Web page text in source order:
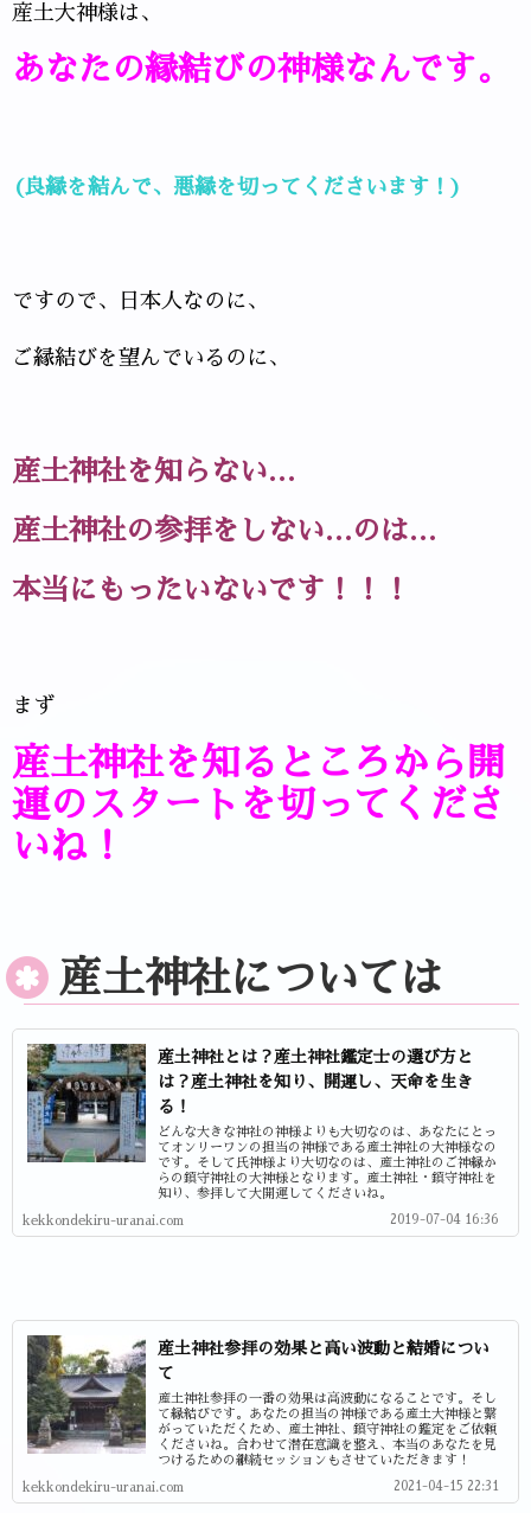
産土大神様は、
あなたの縁結びの神様なんです。
(良縁を結んで、悪縁を切ってくださいます！)
ですので、日本人なのに、
ご縁結びを望んでいるのに、
産土神社を知らない…
産土神社の参拝をしない…のは…
本当にもったいないです！！！
まず
産土神社を知るところから開
運のスタートを切ってくださ
いね！
産土神社については
産土神社とは？産土神社鑑定士の選び方と
は？産土神社を知り、開運し、天命を生き
る！
どんな大きな神社の神様よりも大切なのは、あなたにとっ
てオンリーワンの担当の神様である産土神社の大神様なの
です。そして氏神様より大切なのは、産土神社のご神縁か
らの鎮守神社の大神様となります。産土神社・鎮守神社を
知り、参拝して大開運してくださいね。
kekkondekiru-uranai.com 2019-07-04 16:36
産土神社参拝の効果と高い波動と結婚につい
て
産土神社参拝の一番の効果は高波動になることです。そし
て縁結びです。あなたの担当の神様である産土大神様と繋
がっていただくため、産土神社、鎮守神社の鑑定をご依頼
くださいね。合わせて潜在意識を整え、本当のあなたを見
つけるための継続セッションもさせていただきます！
kekkondekiru-uranai.com 2021-04-15 22:31